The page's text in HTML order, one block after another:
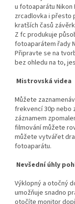
u fotoaparátu
zrcadlovka i přesto
kratších časů
Z fc produkuje
fotoaparátem řady
Připravte se na
bez ohledu na to,
Mistrovská videa
Můžete
frekvencí 30p nebo
záznamem
filmování můžete
můžete vytvářet
fotoaparátu.
Nevšední úhly
Výklopný a otočný
umožňuje snadno